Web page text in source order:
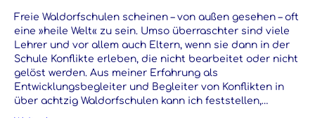
Freie Waldorfschulen scheinen – von außen gesehen – oft
eine »heile Welt« zu sein. Umso überraschter sind viele
Lehrer und vor allem auch Eltern, wenn sie dann in der
Schule Konflikte erleben, die nicht bearbeitet oder nicht
gelöst werden. Aus meiner Erfahrung als
Entwicklungsbegleiter und Begleiter von Konflikten in
über achtzig Waldorfschulen kann ich feststellen,…